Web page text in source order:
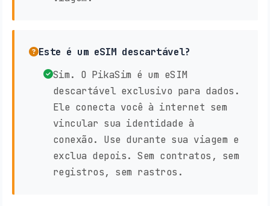
Este é um eSIM descartável?
Sim. O PikaSim é um eSIM
descartável exclusivo para dados.
Ele conecta você à internet sem
vincular sua identidade à
conexão. Use durante sua viagem e
exclua depois. Sem contratos, sem
registros, sem rastros.